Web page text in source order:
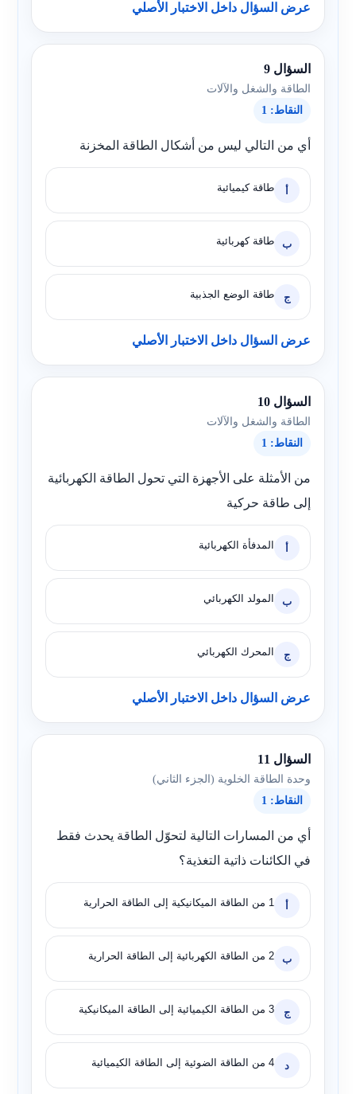
عرض السؤال داخل الاختبار الأصلي
السؤال 9
الطاقة والشغل والآلات
النقاط: 1
أي من التالي ليس من أشكال الطاقة المخزنة
أ طاقة كيميائية
ب طاقة كهربائية
ج طاقة الوضع الجذبية
عرض السؤال داخل الاختبار الأصلي
السؤال 10
الطاقة والشغل والآلات
النقاط: 1
من الأمثلة على الأجهزة التي تحول الطاقة الكهربائية
إلى طاقة حركية
أ المدفأة الكهربائية
ب المولد الكهربائي
ج المحرك الكهربائي
عرض السؤال داخل الاختبار الأصلي
السؤال 11
وحدة الطاقة الخلوية (الجزء الثاني)
النقاط: 1
أي من المسارات التالية لتحوّل الطاقة يحدث فقط
في الكائنات ذاتية التغذية؟
أ 1 من الطاقة الميكانيكية إلى الطاقة الحرارية
ب 2 من الطاقة الكهربائية إلى الطاقة الحرارية
ج 3 من الطاقة الكيميائية إلى الطاقة الميكانيكية
د 4 من الطاقة الضوئية إلى الطاقة الكيميائية